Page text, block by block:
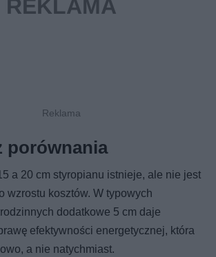
porównania
a 20 cm styropianu istnieje, ale nie jest
wzrostu kosztów. W typowych
dodatkowe 5 cm daje
efektywności energetycznej, która
a nie natychmiast.